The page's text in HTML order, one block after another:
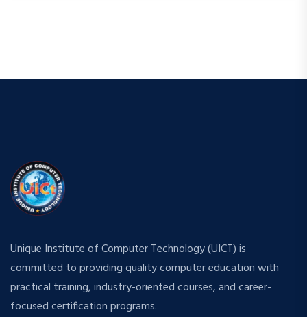
Unique Institute of Computer Technology (UICT) is
committed to providing quality computer education with
practical training, industry-oriented courses, and career-
focused certification programs.